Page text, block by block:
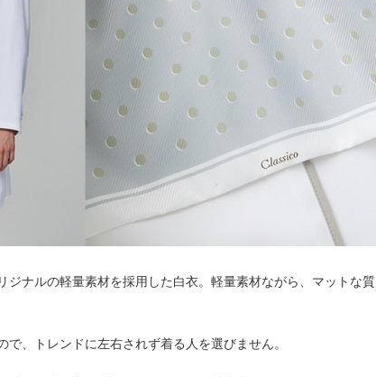
ジナルの軽量素材を採用した白衣。軽量素材ながら、マットな質
、トレンドに左右されず着る人を選びません。